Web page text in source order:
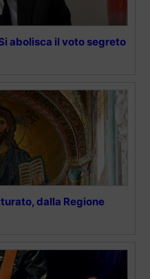
abolisca il voto segreto
dalla Regione